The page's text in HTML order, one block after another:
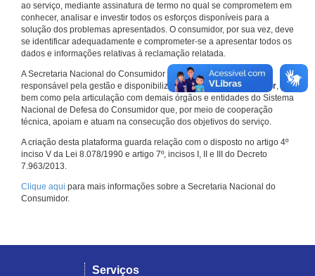
ao serviço, mediante assinatura de termo no qual se comprometem em
conhecer, analisar e investir todos os esforços disponíveis para a
solução dos problemas apresentados. O consumidor, por sua vez, deve
se identificar adequadamente e comprometer-se a apresentar todos os
dados e informações relativas à reclamação relatada.
A Secretaria Nacional do Consumidor do Ministério da Justiça é a
responsável pela gestão e disponibilização doConsumidor.gov.br,
bem como pela articulação com demais órgãos e entidades do Sistema
Nacional de Defesa do Consumidor que, por meio de cooperação
técnica, apoiam e atuam na consecução dos objetivos do serviço.
A criação desta plataforma guarda relação com o disposto no artigo 4º
inciso V da Lei 8.078/1990 e artigo 7º, incisos I, II e III do Decreto
7.963/2013.
Clique aqui para mais informações sobre a Secretaria Nacional do
Consumidor.
Serviços